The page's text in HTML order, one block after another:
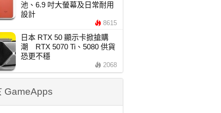
池、6.9 吋大螢幕及日常耐用
設計
8615
日本 RTX 50 顯示卡掀搶購
潮 RTX 5070 Ti、5080 供貨
恐更不穩
2068
GameApps